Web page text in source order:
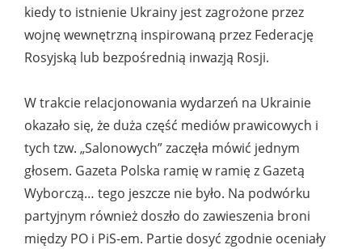
kiedy to istnienie Ukrainy jest zagrożone przez
wojnę wewnętrzną inspirowaną przez Federację
Rosyjską lub bezpośrednią inwazją Rosji.
W trakcie relacjonowania wydarzeń na Ukrainie
okazało się, że duża część mediów prawicowych i
tych tzw. „Salonowych” zaczęła mówić jednym
głosem. Gazeta Polska ramię w ramię z Gazetą
Wyborczą… tego jeszcze nie było. Na podwórku
partyjnym również doszło do zawieszenia broni
między PO i PiS-em. Partie dosyć zgodnie oceniały